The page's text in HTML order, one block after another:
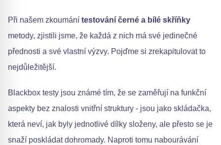
Při našem zkoumání testování černé a bílé skříňky
metody, zjistili jsme, že každá z nich má své jedinečné
přednosti a své vlastní výzvy. Pojďme si zrekapitulovat to
nejdůležitější.
Blackbox testy jsou známé tím, že se zaměřují na funkční
aspekty bez znalosti vnitřní struktury - jsou jako skládačka,
která neví, jak byly jednotlivé dílky složeny, ale přesto se je
snaží poskládat dohromady. Naproti tomu nabourávání